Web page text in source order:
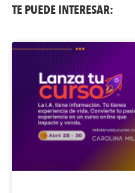
TE PUEDE INTERESAR: